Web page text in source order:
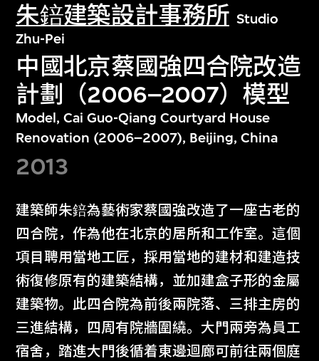
朱錇建築設計事務所 Studio
Zhu-Pei
中國北京蔡國強四合院改造
計劃（2006–2007）模型
Model, Cai Guo-Qiang Courtyard House
Renovation (2006–2007), Beijing, China
2013
建築師朱錇為藝術家蔡國強改造了一座古老的
四合院，作為他在北京的居所和工作室。這個
項目聘用當地工匠，採用當地的建材和建造技
術復修原有的建築結構，並加建盒子形的金屬
建築物。此四合院為前後兩院落、三排主房的
三進結構，四周有院牆圍繞。大門兩旁為員工
宿舍，踏進大門後循着東邊迴廊可前往兩個庭